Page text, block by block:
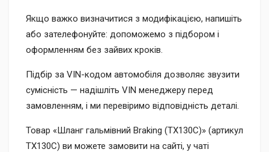
Якщо важко визначитися з модифікацією, напишіть
або зателефонуйте: допоможемо з підбором і
оформленням без зайвих кроків.
Підбір за VIN-кодом автомобіля дозволяє звузити
сумісність — надішліть VIN менеджеру перед
замовленням, і ми перевіримо відповідність деталі.
Товар «Шланг гальмівний Braking (TX130C)» (артикул
TX130C) ви можете замовити на сайті, у чаті